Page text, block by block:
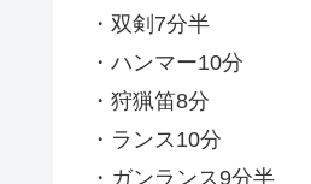
・双剣7分半
・ハンマー10分
・狩猟笛8分
・ランス10分
・ガンランス9分半